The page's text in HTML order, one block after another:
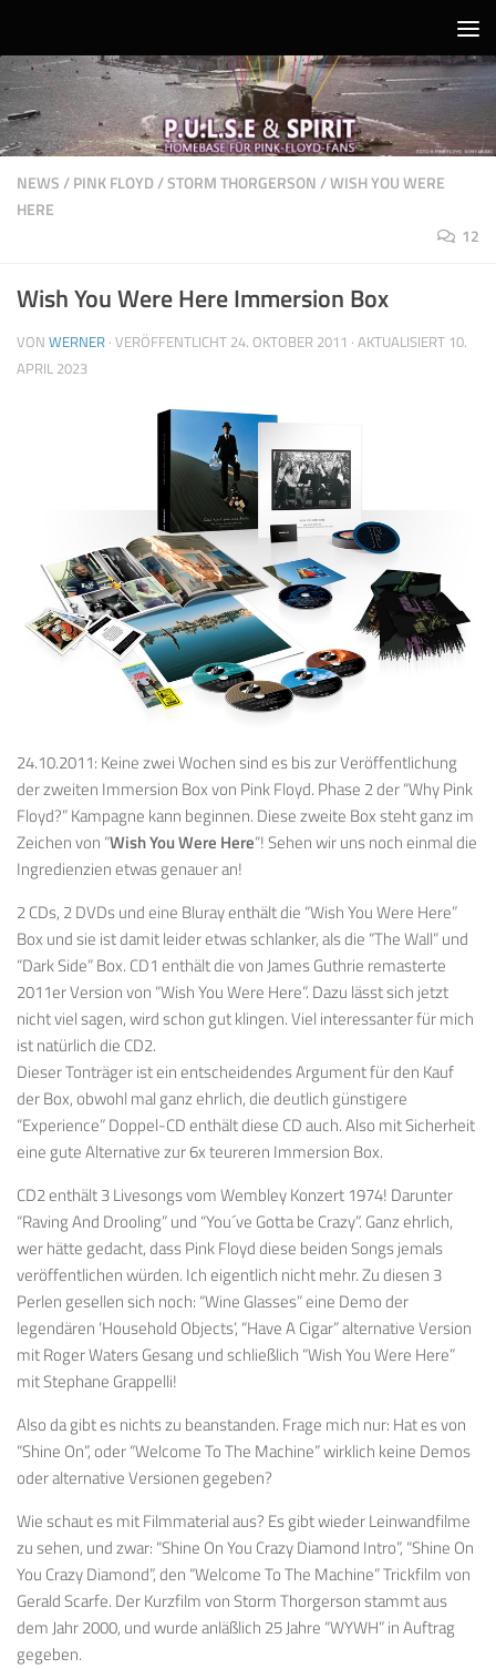
NEWS/PINK FLOYD/STORM THORGERSON/WISH YOU WERE
HERE
12
Wish You Were Here Immersion Box
VON WERNER · VERÖFFENTLICHT 24. OKTOBER 2011 · AKTUALISIERT 10.
APRIL 2023
24.10.2011: Keine zwei Wochen sind es bis zur Veröffentlichung
der zweiten Immersion Box von Pink Floyd. Phase 2 der “Why Pink
Floyd?” Kampagne kann beginnen. Diese zweite Box steht ganz im
Zeichen von “Wish You Were Here“! Sehen wir uns noch einmal die
Ingredienzien etwas genauer an!
2 CDs, 2 DVDs und eine Bluray enthält die “Wish You Were Here”
Box und sie ist damit leider etwas schlanker, als die “The Wall” und
“Dark Side” Box. CD1 enthält die von James Guthrie remasterte
2011er Version von “Wish You Were Here”. Dazu lässt sich jetzt
nicht viel sagen, wird schon gut klingen. Viel interessanter für mich
ist natürlich die CD2.
Dieser Tonträger ist ein entscheidendes Argument für den Kauf
der Box, obwohl mal ganz ehrlich, die deutlich günstigere
“Experience” Doppel-CD enthält diese CD auch. Also mit Sicherheit
eine gute Alternative zur 6x teureren Immersion Box.
CD2 enthält 3 Livesongs vom Wembley Konzert 1974! Darunter
“Raving And Drooling” und “You´ve Gotta be Crazy”. Ganz ehrlich,
wer hätte gedacht, dass Pink Floyd diese beiden Songs jemals
veröffentlichen würden. Ich eigentlich nicht mehr. Zu diesen 3
Perlen gesellen sich noch: “Wine Glasses” eine Demo der
legendären ‘Household Objects’, “Have A Cigar” alternative Version
mit Roger Waters Gesang und schließlich “Wish You Were Here”
mit Stephane Grappelli!
Also da gibt es nichts zu beanstanden. Frage mich nur: Hat es von
“Shine On”, oder “Welcome To The Machine” wirklich keine Demos
oder alternative Versionen gegeben?
Wie schaut es mit Filmmaterial aus? Es gibt wieder Leinwandfilme
zu sehen, und zwar: “Shine On You Crazy Diamond Intro”, “Shine On
You Crazy Diamond”, den “Welcome To The Machine” Trickfilm von
Gerald Scarfe. Der Kurzfilm von Storm Thorgerson stammt aus
dem Jahr 2000, und wurde anläßlich 25 Jahre “WYWH” in Auftrag
gegeben.